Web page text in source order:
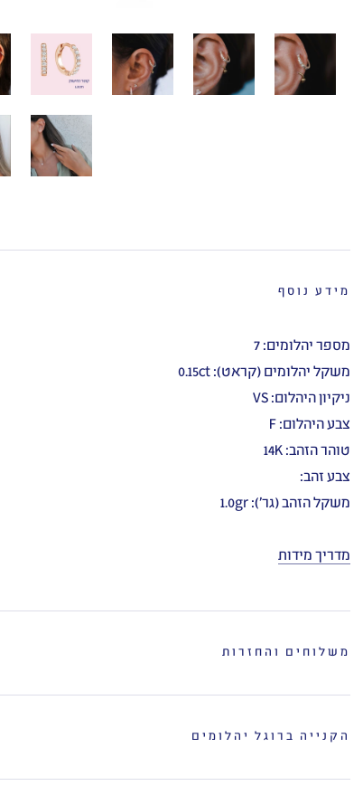
מידע נוסף
מספר יהלומים: 7
משקל יהלומים (קראט): 0.15ct
ניקיון היהלום: VS
צבע היהלום: F
טוהר הזהב: 14K
צבע זהב:
משקל הזהב (גר'): 1.0gr
מדריך מידות
משלוחים והחזרות
הקנייה ברוגל יהלומים